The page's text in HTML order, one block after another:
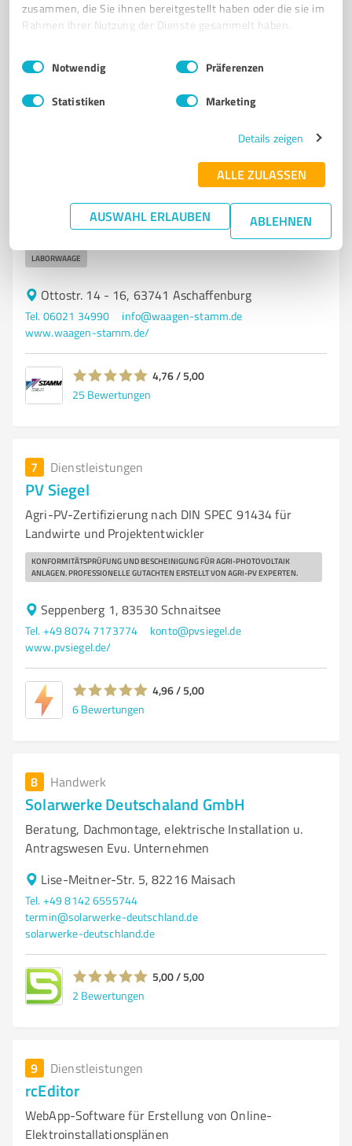
zusammen, die Sie ihnen bereitgestellt haben oder die sie im
Rahmen Ihrer Nutzung der Dienste gesammelt haben.
Impressum Datenschutzbestimmungen
Einwilligungsauswahl
Notwendig Präferenzen
Statistiken Marketing
Details zeigen
ALLE ZULASSEN
AUSWAHL ERLAUBEN ABLEHNEN
Registrieren Sie sich jetzt und werden Sie ein von
Kunden empfohlener ProvenExpert!
6 Dienstleistungen
Waagen, Kassen, Gewichte, Prüfdienst,
KASSEN GEWICHTE WAAGEN PRÜFDIENST
PRÄZISIONSWAAGEN
LABORWAAGE
Ottostr. 14 - 16, 63741 Aschaffenburg
Tel. 06021 34990
info@waagen-stamm.de
www.waagen-stamm.de/
4,76 / 5,00
25 Bewertungen
7 Dienstleistungen
PV Siegel
Agri-PV-Zertifizierung nach DIN SPEC 91434 für
Landwirte und Projektentwickler
KONFORMITÄTSPRÜFUNG UND BESCHEINIGUNG FÜR AGRI-PHOTOVOLTAIK
ANLAGEN. PROFESSIONELLE GUTACHTEN ERSTELLT VON AGRI-PV EXPERTEN.
Seppenberg 1, 83530 Schnaitsee
Tel. +49 8074 7173774
konto@pvsiegel.de
www.pvsiegel.de/
4,96 / 5,00
6 Bewertungen
8 Handwerk
Solarwerke Deutschaland GmbH
Beratung, Dachmontage, elektrische Installation u.
Antragswesen Evu. Unternehmen
Lise-Meitner-Str. 5, 82216 Maisach
Tel. +49 8142 6555744
termin@solarwerke-deutschland.de
solarwerke-deutschland.de
5,00 / 5,00
2 Bewertungen
9 Dienstleistungen
rcEditor
WebApp-Software für Erstellung von Online-
Elektroinstallationsplänen